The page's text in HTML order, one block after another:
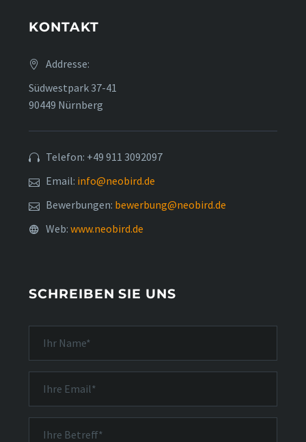
KONTAKT
Addresse:
Südwestpark 37-41
90449 Nürnberg
Telefon: +49 911 3092097
Email: info@neobird.de
Bewerbungen: bewerbung@neobird.de
Web: www.neobird.de
SCHREIBEN SIE UNS